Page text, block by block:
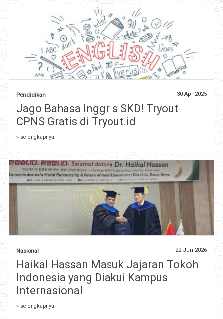
Pendidikan 30 Apr 2025
Jago Bahasa Inggris SKD! Tryout
CPNS Gratis di Tryout.id
» selengkapnya
Nasional 22 Jun 2026
Haikal Hassan Masuk Jajaran Tokoh
Indonesia yang Diakui Kampus
Internasional
» selengkapnya